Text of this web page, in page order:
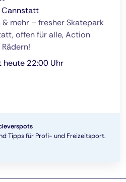
Cannstatt
& mehr – fresher Skatepark
offen für alle, Action
heute 22:00 Uhr
Tipps für Profi- und Freizeitsport.